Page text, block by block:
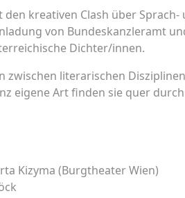
kreativen Clash über
von Bundeskanzleramt
Dichter/innen.
zwischen literarischen
eigene Art finden sie quer
Kizyma (Burgtheater Wien)